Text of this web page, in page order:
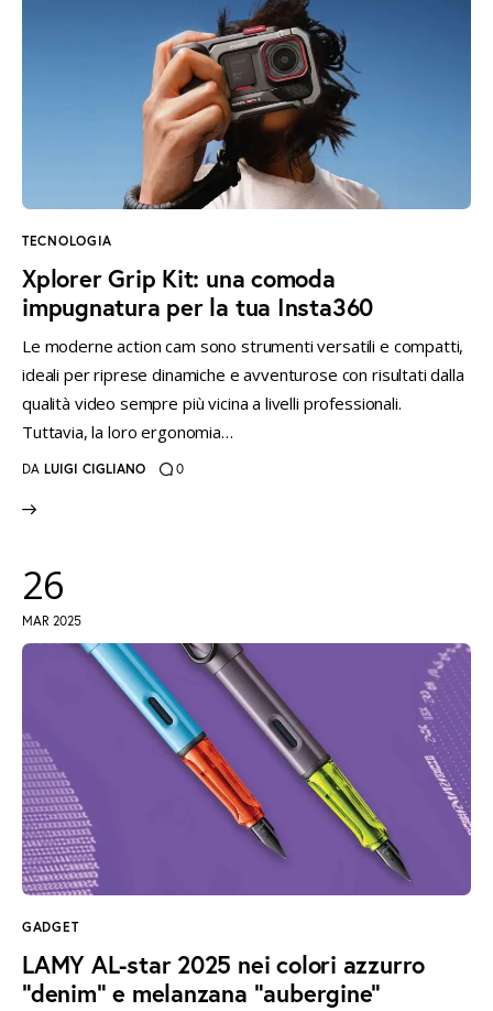
TECNOLOGIA
Xplorer Grip Kit: una comoda
impugnatura per la tua Insta360
Le moderne action cam sono strumenti versatili e compatti,
ideali per riprese dinamiche e avventurose con risultati dalla
qualità video sempre più vicina a livelli professionali.
Tuttavia, la loro ergonomia…
DA LUIGI CIGLIANO 0
26
MAR 2025
GADGET
LAMY AL-star 2025 nei colori azzurro
“denim” e melanzana “aubergine”